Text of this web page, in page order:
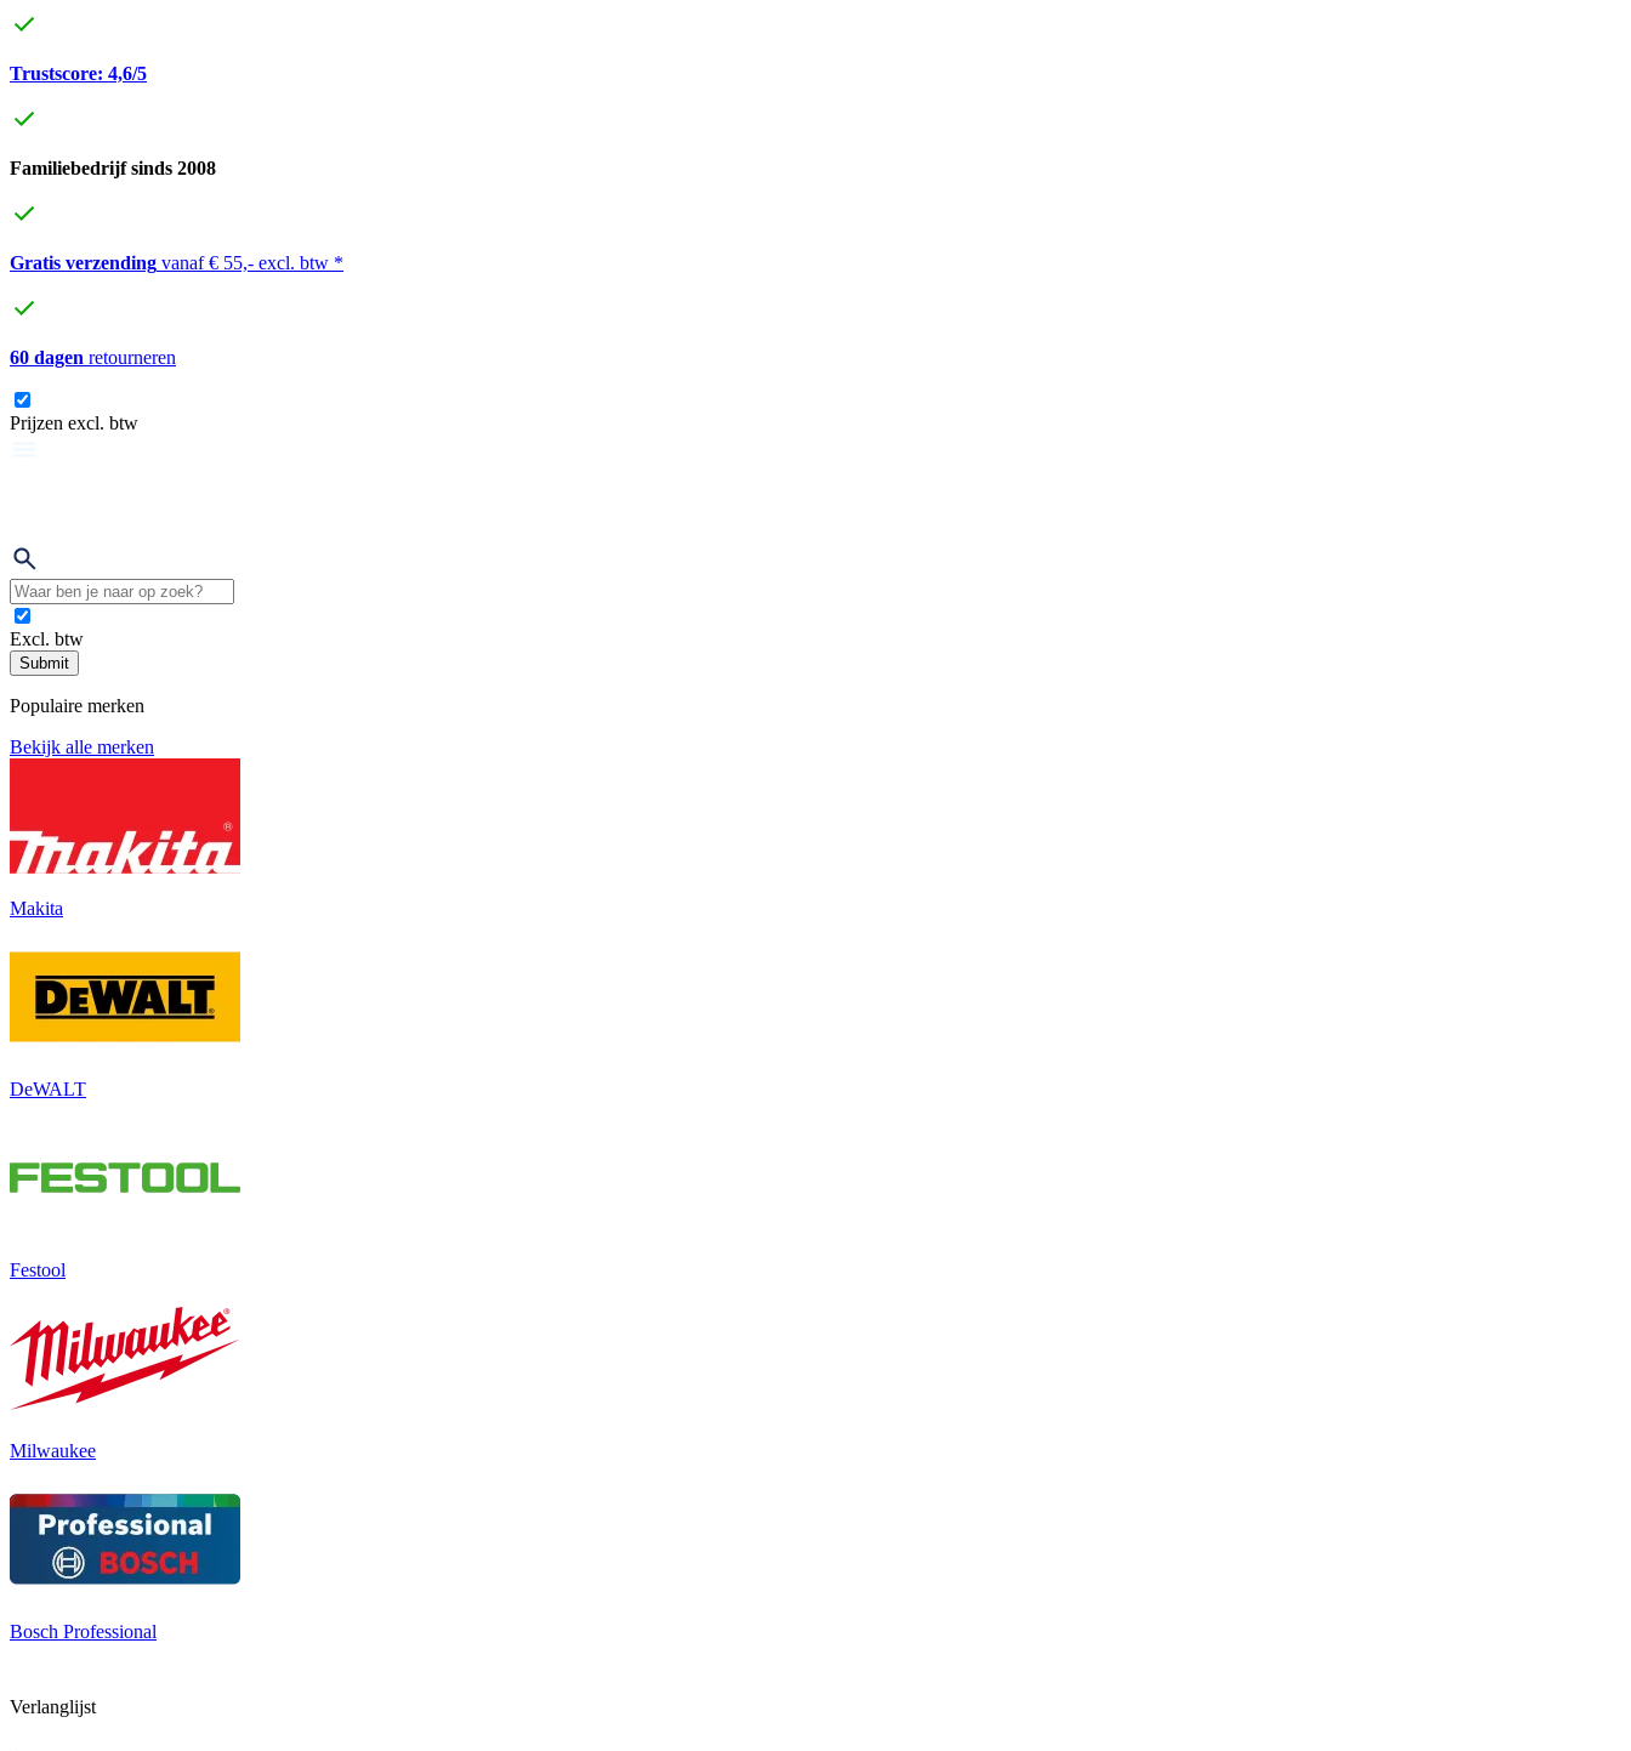
Trustscore: 4,6/5
Familiebedrijf sinds 2008
Gratis verzending vanaf € 55,- excl. btw *
60 dagen retourneren
Prijzen excl. btw
Excl. btw
Submit
Populaire merken
Bekijk alle merken
Makita
DeWALT
Festool
Milwaukee
Bosch Professional
Verlanglijst